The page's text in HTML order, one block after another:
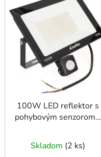
p
100W LED reflektor s
pohybovým senzorom –
4500K
Skladom (2 ks)